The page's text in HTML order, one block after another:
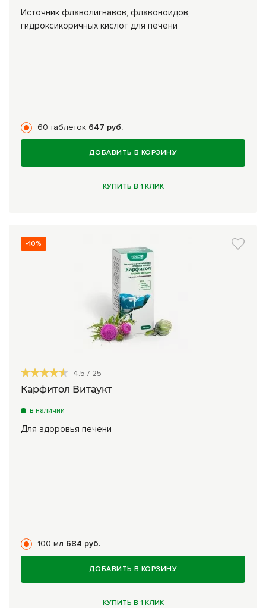
Источник флаволигнавов, флавоноидов,
гидроксикоричных кислот для печени
60 таблеток 647 руб.
ДОБАВИТЬ В КОРЗИНУ
КУПИТЬ В 1 КЛИК
-10%
4.5 / 25
Карфитол Витаукт
в наличии
Для здоровья печени
100 мл 684 руб.
ДОБАВИТЬ В КОРЗИНУ
КУПИТЬ В 1 КЛИК